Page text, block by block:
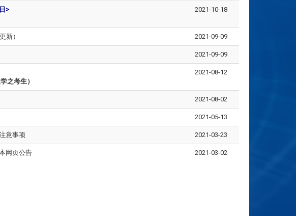
>
2021-10-18
新） 2021-09-09
2021-09-09
之考生）
2021-08-12
2021-08-02
2021-05-13
意事项 2021-03-23
网页公告 2021-03-02